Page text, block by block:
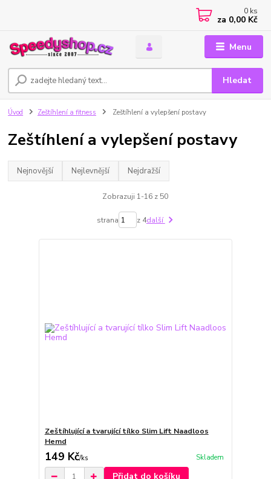
Menu
Hledat
0 ks
za 0,00 Kč
Úvod Zeštíhlení a fitness Zeštíhlení a vylepšení postavy
Zeštíhlení a vylepšení postavy
Nejnovější Nejlevnější Nejdražší
Zobrazuji 1-16 z 50
strana z 4další
Zeštíhlující a tvarující tílko Slim Lift Naadloos
Hemd
149 Kč/ks Skladem
Přidat do košíku